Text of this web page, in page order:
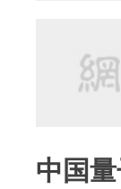
中国